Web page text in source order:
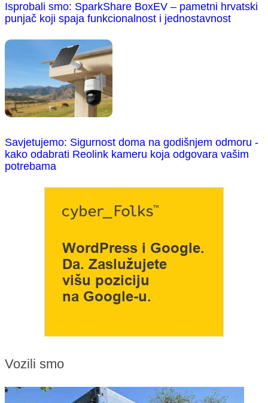
Isprobali smo: SparkShare BoxEV – pametni hrvatski
punjač koji spaja funkcionalnost i jednostavnost
Savjetujemo: Sigurnost doma na godišnjem odmoru -
kako odabrati Reolink kameru koja odgovara vašim
potrebama
Vozili smo